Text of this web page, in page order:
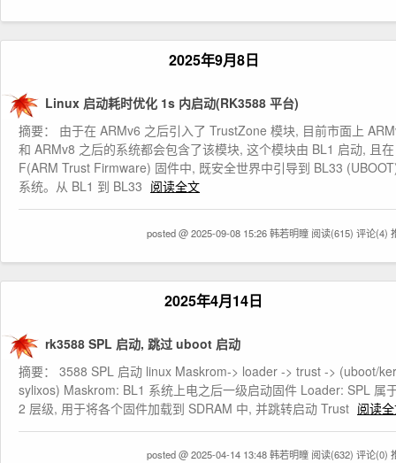
2025年9月8日
Linux 启动耗时优化 1s 内启动(RK3588 平台)
摘要： 由于在 ARMv6 之后引入了 TrustZone 模块, 目前市面上
和 ARMv8 之后的系统都会包含了该模块, 这个模块由 BL1 启动, 且
F(ARM Trust Firmware) 固件中, 既安全世界中引导到 BL33
系统。从 BL1 到 BL33 阅读全文
posted @ 2025-09-08 15:26 韩若明瞳 阅读(615) 评论(4)
2025年4月14日
rk3588 SPL 启动, 跳过 uboot 启动
摘要： 3588 SPL 启动 linux Maskrom-> loader -> trust -> (uboot/
sylixos) Maskrom: BL1 系统上电之后一级启动固件 Loader: SPL 属
2 层级, 用于将各个固件加载到 SDRAM 中, 并跳转启动 Trust 阅读
posted @ 2025-04-14 13:48 韩若明瞳 阅读(632) 评论(0)